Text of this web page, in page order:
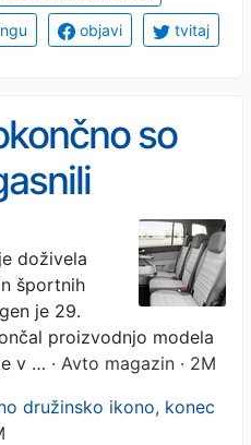
objavi tvitaj
so
ki
na žalost ni
doživela
športnih
je 29.
proizvodnjo modela
v … · Avto magazin · 2M
družinsko ikono, konec